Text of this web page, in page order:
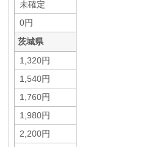
未確定
0円
茨城県
1,320円
1,540円
1,760円
1,980円
2,200円